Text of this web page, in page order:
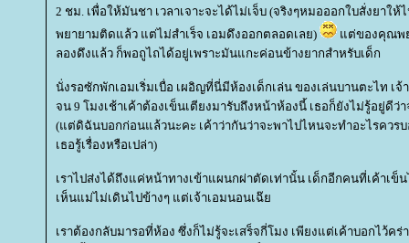
2 ชม. เพื่อให้มันชา เวลาเจาะจะได้ไม่เจ็บ (จริงๆหมอออกใบสั่งยาให้
พยายามติดแล้ว แต่ไม่สำเร็จ เอมดึงออกตลอดเลย)
ต่ของคุณพย
ลองดึงแล้ว ก็พอถูไถได้อยู่เพราะมันแกะค่อนข้างยากสำหรับเด็ก
นั่งรอซักพักเอมเริ่มเบื่อ เผอิญที่นี่มีห้องเด็กเล่น ของเล่นบานตะไท เจ้
จน 9 โมงเช้าเค้าต้องเข็นเตียงมารับถึงหน้าห้องนี้ เธอก็ยังไม่รู้อยู่ดีว่
(แต่ดิฉันบอกก่อนแล้วนะคะ เค้าว่ากันว่าจะพาไปไหนจะทำอะไรควรบ
เธอรู้เรื่องหรือเปล่า)
เราไปส่งได้ถึงแค่หน้าทางเข้าแผนกผ่าตัดเท่านั้น เด็กอีกคนที่เค้าเข็
เห็นแม่ไม่เดินไปข้างๆ แต่เจ้าเอมนอนเฉ๊
เราต้องกลับมารอที่ห้อง ซึ่งก็ไม่รู้จะเสร็จกี่โมง เพียงแต่เค้าบอกไว้คร่